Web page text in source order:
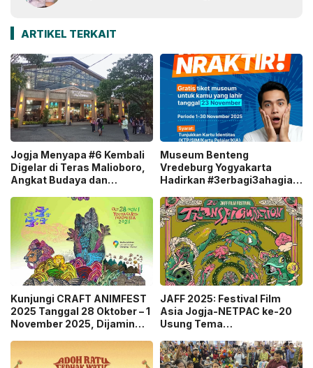
ARTIKEL TERKAIT
Jogja Menyapa #6 Kembali
Digelar di Teras Malioboro,
Angkat Budaya dan
Museum Benteng
Vredeburg Yogyakarta
Hadirkan #3erbagi3ahagia
Kunjungi CRAFT ANIMFEST
2025 Tanggal 28 Oktober – 1
November 2025, Dijamin
JAFF 2025: Festival Film
Asia Jogja-NETPAC ke-20
Usung Tema
20 Tahun Transformasi
Sinema Asia!